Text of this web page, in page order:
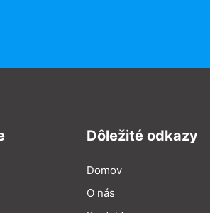
Dôležité odkazy
Domov
O nás